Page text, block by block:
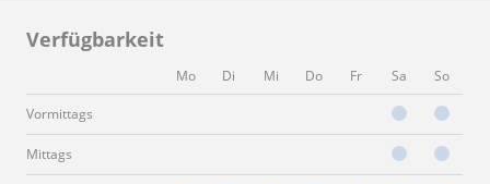
Verfügbarkeit
Mo Di Mi Do Fr Sa So
Vormittags
Mittags